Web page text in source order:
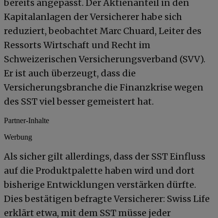
bereits angepasst. Der Aktienanteil in den
Kapitalanlagen der Versicherer habe sich
reduziert, beobachtet Marc Chuard, Leiter des
Ressorts Wirtschaft und Recht im
Schweizerischen Versicherungsverband (SVV).
Er ist auch überzeugt, dass die
Versicherungsbranche die Finanzkrise wegen
des SST viel besser gemeistert hat.
Partner-Inhalte
Werbung
Als sicher gilt allerdings, dass der SST Einfluss
auf die Produktpalette haben wird und dort
bisherige Entwicklungen verstärken dürfte.
Dies bestätigen befragte Versicherer: Swiss Life
erklärt etwa, mit dem SST müsse jeder